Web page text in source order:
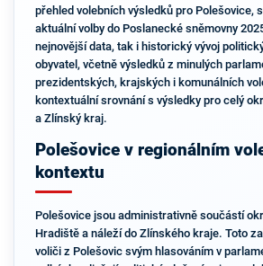
přehled volebních výsledků pro Polešovice,
aktuální volby do Poslanecké sněmovny
nejnovější data, tak i historický vývoj
obyvatel, včetně výsledků z minulých
prezidentských, krajských i komunálních
kontextuální srovnání s výsledky pro celý
a Zlínský kraj.
Polešovice v regionálním
kontextu
Polešovice jsou administrativně součástí
Hradiště a náleží do Zlínského kraje. Toto
voliči z Polešovic svým hlasováním v